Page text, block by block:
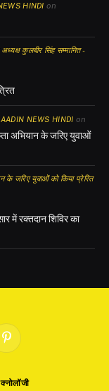
HINDI on
कुलबीर सिंह सम्मानित -
NEWS HINDI on
अभियान के जरिए युवाओं
जरिए युवाओं को किया प्रेरित
में रक्तदान शिविर का
Pinterest